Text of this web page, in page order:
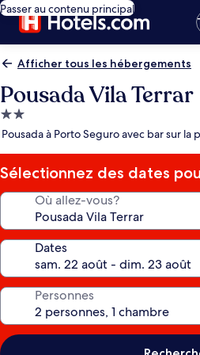
Passer au contenu principal
Afficher tous les hébergements
Pousada Vila Terrar
Hébergement
2.0 étoiles
Pousada à Porto Seguro avec bar sur la
Sélectionnez des dates
Où allez-vous?
Dates
Personnes